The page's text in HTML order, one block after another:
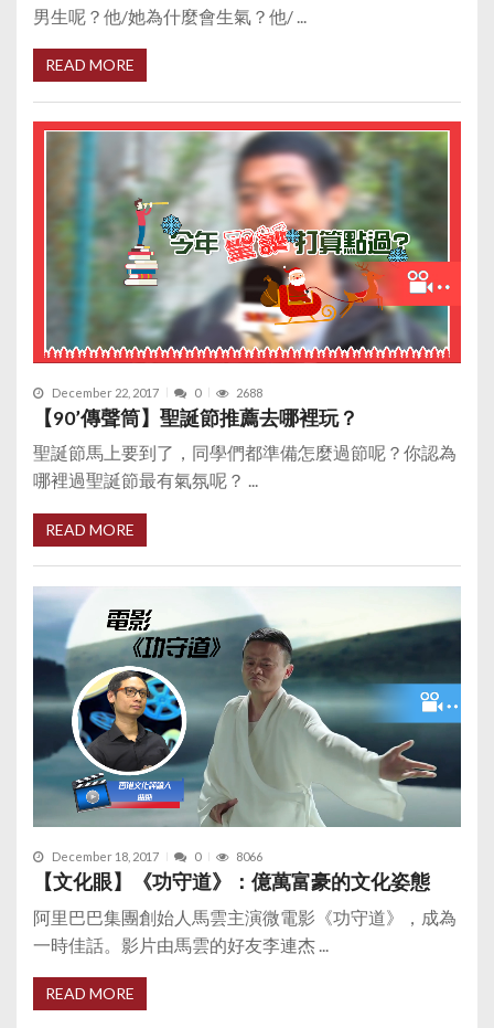
男生呢？他/她為什麼會生氣？他/ ...
READ MORE
December 22, 2017 0 2688
【90’傳聲筒】聖誕節推薦去哪裡玩？
聖誕節馬上要到了，同學們都準備怎麼過節呢？你認為
哪裡過聖誕節最有氣氛呢？ ...
READ MORE
December 18, 2017 0 8066
【文化眼】《功守道》：億萬富豪的文化姿態
阿里巴巴集團創始人馬雲主演微電影《功守道》，成為
一時佳話。影片由馬雲的好友李連杰 ...
READ MORE